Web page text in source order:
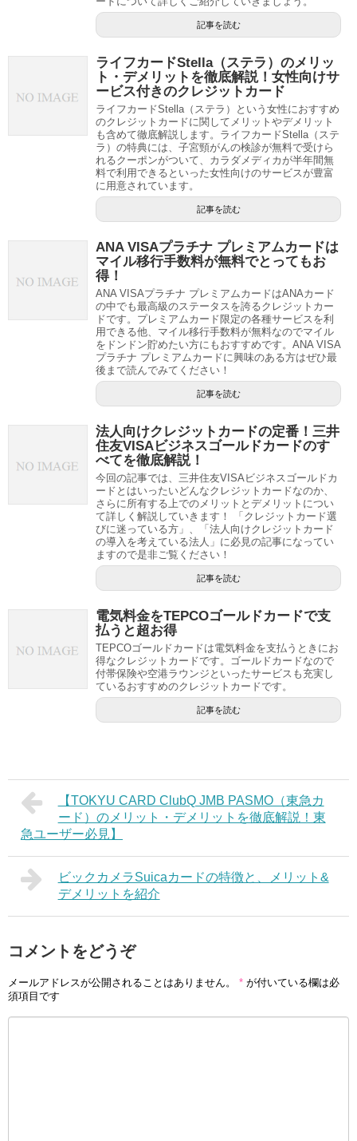
記事を読む
ライフカードStella（ステラ）のメリッ
ト・デメリットを徹底解説！女性向けサ
ービス付きのクレジットカード
ライフカードStella（ステラ）という女性におすすめ
のクレジットカードに関してメリットやデメリット
も含めて徹底解説します。ライフカードStella（ステ
ラ）の特典には、子宮頸がんの検診が無料で受けら
れるクーポンがついて、カラダメディカが半年間無
料で利用できるといった女性向けのサービスが豊富
に用意されています。
記事を読む
ANA VISAプラチナ プレミアムカードは
マイル移行手数料が無料でとってもお
得！
ANA VISAプラチナ プレミアムカードはANAカード
の中でも最高級のステータスを誇るクレジットカー
ドです。プレミアムカード限定の各種サービスを利
用できる他、マイル移行手数料が無料なのでマイル
をドンドン貯めたい方にもおすすめです。ANA VISA
プラチナ プレミアムカードに興味のある方はぜひ最
後まで読んでみてください！
記事を読む
法人向けクレジットカードの定番！三井
住友VISAビジネスゴールドカードのす
べてを徹底解説！
今回の記事では、三井住友VISAビジネスゴールドカ
ードとはいったいどんなクレジットカードなのか、
さらに所有する上でのメリットとデメリットについ
て詳しく解説していきます！ 「クレジットカード選
びに迷っている方」、「法人向けクレジットカード
の導入を考えている法人」に必見の記事になってい
ますので是非ご覧ください！
記事を読む
電気料金をTEPCOゴールドカードで支
払うと超お得
TEPCOゴールドカードは電気料金を支払うときにお
得なクレジットカードです。ゴールドカードなので
付帯保険や空港ラウンジといったサービスも充実し
ているおすすめのクレジットカードです。
記事を読む
【TOKYU CARD ClubQ JMB PASMO（東急カ
ード）のメリット・デメリットを徹底解説！東
急ユーザー必見】
ビックカメラSuicaカードの特徴と、メリット&
デメリットを紹介
コメントをどうぞ
メールアドレスが公開されることはありません。 * が付いている欄は必
須項目です